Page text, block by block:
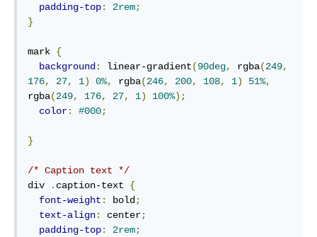
padding-top: 2rem;
}
mark {
background: linear-gradient(90deg, rgba(249,
176, 27, 1) 0%, rgba(246, 200, 108, 1) 51%,
rgba(249, 176, 27, 1) 100%);
color: #000;
}
/* Caption text */
div
. caption-text {
font-weight : bold;
text-align: center;
padding-top: 2rem;